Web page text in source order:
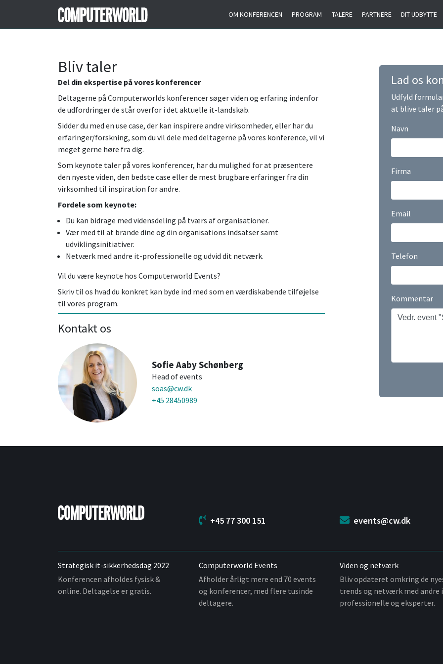
OM KONFERENCEN PROGRAM TALERE PARTNERE DIT UDBYTTE
Bliv taler
Del din ekspertise på vores konferencer
Deltagerne på Computerworlds konferencer søger viden og erfaring indenfor
de udfordringer de står overfor i det aktuelle it-landskab.
Sidder du med en use case, der kan inspirere andre virksomheder, eller har du
erfaringer/forskning, som du vil dele med deltagerne på vores konference, vil vi
meget gerne høre fra dig.
Som keynote taler på vores konferencer, har du mulighed for at præsentere
den nyeste viden, den bedste case eller de mest brugbare erfaringer fra din
virksomhed til inspiration for andre.
Fordele som keynote:
Du kan bidrage med vidensdeling på tværs af organisationer.
Vær med til at brande dine og din organisations indsatser samt
udviklingsinitiativer.
Netværk med andre it-professionelle og udvid dit netværk.
Vil du være keynote hos Computerworld Events?
Skriv til os hvad du konkret kan byde ind med som en værdiskabende tilføjelse
til vores program.
Kontakt os
Sofie Aaby Schønberg
Head of events
soas@cw.dk
+45 28450989
Lad os
Udfyld
at blive taler
Navn
Firma
Email
Telefon
Kommentar
+45 77 300 151 events@cw.dk
Strategisk it-sikkerhedsdag 2022
Konferencen afholdes fysisk &
online. Deltagelse er gratis.
Computerworld Events
Afholder årligt mere end 70 events
og konferencer, med flere tusinde
deltagere.
Viden og netværk
Bliv opdateret omkring de
trends og netværk med andre
professionelle og eksperter.